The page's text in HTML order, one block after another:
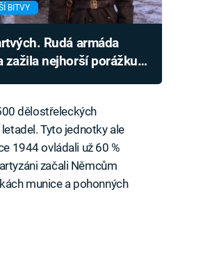
BITVY
Rudá armáda
zažila nejhorší porážku
dělostřeleckých
Tyto jednotky ale
1944 ovládali už 60 %
začali Němcům
munice a pohonných